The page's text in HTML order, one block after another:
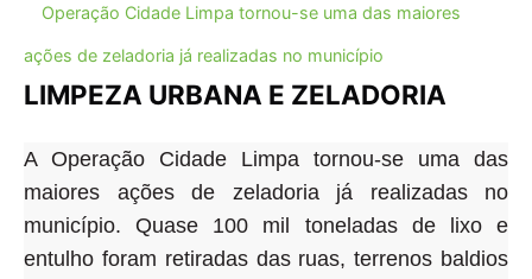
Operação Cidade Limpa tornou-se uma das maiores
ações de zeladoria já realizadas no município
LIMPEZA URBANA E ZELADORIA
A Operação Cidade Limpa tornou-se uma das
maiores ações de zeladoria já realizadas no
município.Quase 100 mil toneladas de lixo e
entulho foram retiradas das ruas, terrenos baldios